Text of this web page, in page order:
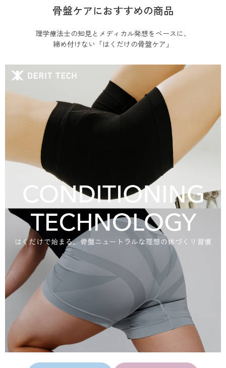
骨盤ケアにおすすめの商品
理学療法士の知見とメディカル発想をベースに、
締め付けない「はくだけの骨盤ケア」